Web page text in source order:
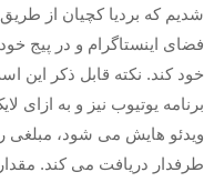
شدیم که بردیا کچیان از طریق
فضای اینستاگرام و در پیج
خود کند. نکته قابل ذکر این
برنامه یوتیوب نیز و به ازای
ویدئو هایش می شود، مبلغی
طرفدار دریافت می کند.